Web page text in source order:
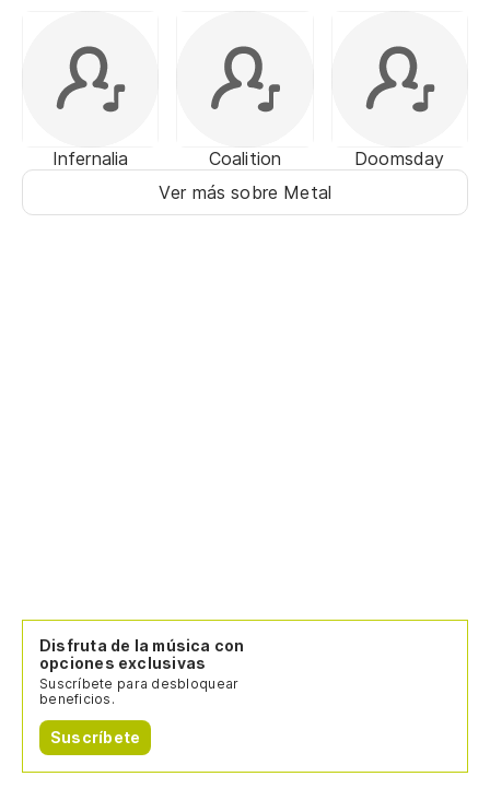
Infernalia Coalition
Doomsday
Ver más sobre Metal
Disfruta de la música con
opciones exclusivas
Suscríbete para desbloquear
beneficios.
Suscríbete